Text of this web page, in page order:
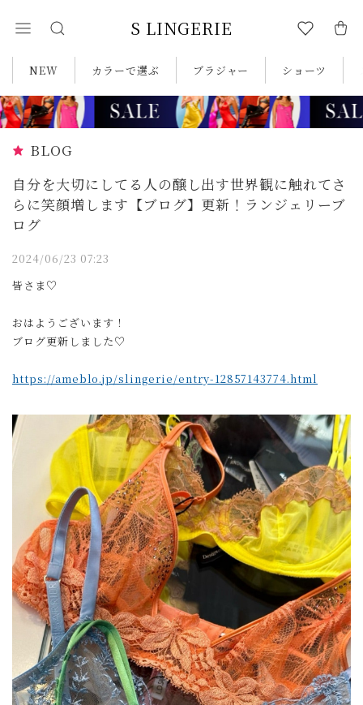
S LINGERIE
NEW カラーで選ぶ ブラジャー ショーツ
BLOG
自分を大切にしてる人の醸し出す世界観に触れてさ
らに笑顔増します【ブログ】更新！ランジェリーブ
ログ
2024/06/23 07:23
皆さま♡
おはようございます！
ブログ更新しました♡
https://ameblo.jp/slingerie/entry-12857143774.html